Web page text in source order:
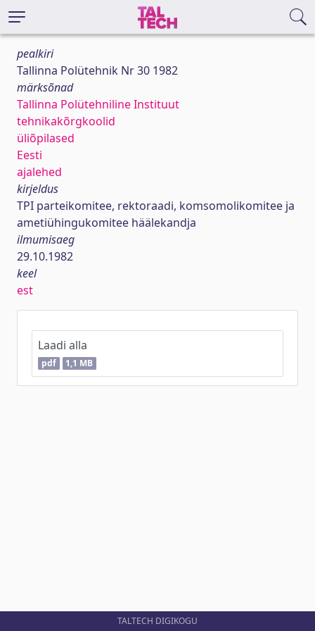
pealkiri
Tallinna Polütehnik Nr 30 1982
märksõnad
Tallinna Polütehniline Instituut
tehnikakõrgkoolid
üliõpilased
Eesti
ajalehed
kirjeldus
TPI parteikomitee, rektoraadi, komsomolikomitee ja
ametiühingukomitee häälekandja
ilmumisaeg
29.10.1982
keel
est
Laadi alla
pdf 1,1 MB
TALTECH DIGIKOGU